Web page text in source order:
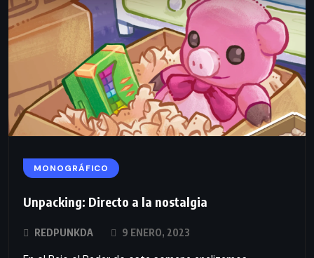
MONOGRÁFICO
Unpacking: Directo a la nostalgia
REDPUNKDA 9 ENERO, 2023